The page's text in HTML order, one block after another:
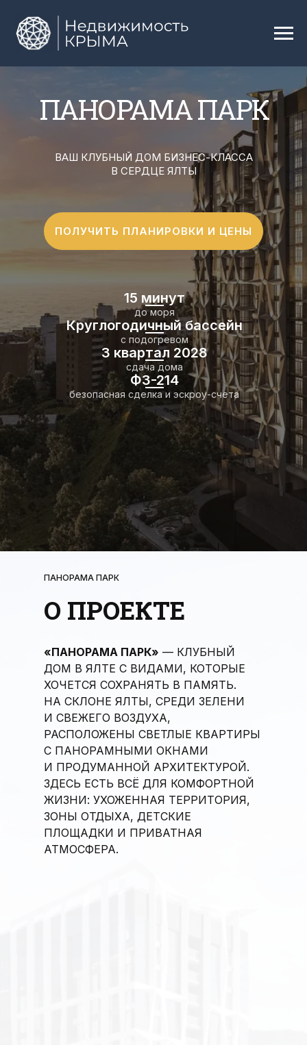
ПАНОРАМА ПАРК
ВАШ КЛУБНЫЙ ДОМ БИЗНЕС-КЛАССА
В СЕРДЦЕ ЯЛТЫ
ПОЛУЧИТЬ ПЛАНИРОВКИ И ЦЕНЫ
15 минут
до моря
Круглогодичный бассейн
с подогревом
3 квартал 2028
сдача дома
ФЗ-214
безопасная сделка и эскроу-счета
О ПРОЕКТЕ
«ПАНОРАМА ПАРК» — КЛУБНЫЙ
ДОМ В ЯЛТЕ С ВИДАМИ, КОТОРЫЕ
ХОЧЕТСЯ СОХРАНЯТЬ В ПАМЯТЬ.
НА СКЛОНЕ ЯЛТЫ, СРЕДИ ЗЕЛЕНИ
И СВЕЖЕГО ВОЗДУХА,
РАСПОЛОЖЕНЫ СВЕТЛЫЕ КВАРТИРЫ
С ПАНОРАМНЫМИ ОКНАМИ
И ПРОДУМАННОЙ АРХИТЕКТУРОЙ.
ЗДЕСЬ ЕСТЬ ВСЁ ДЛЯ КОМФОРТНОЙ
ЖИЗНИ: УХОЖЕННАЯ ТЕРРИТОРИЯ,
ЗОНЫ ОТДЫХА, ДЕТСКИЕ
ПЛОЩАДКИ И ПРИВАТНАЯ
АТМОСФЕРА.
ПАНОРАМА ПАРК